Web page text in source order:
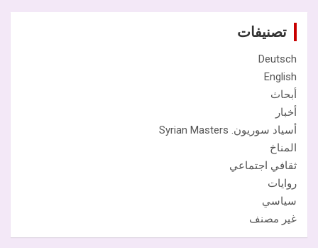
تصنيفات
Deutsch
English
أبحاث
أخبار
أسياد سوريون. Syrian Masters
المناخ
ثقافي اجتماعي
روايات
سياسي
غير مصنف